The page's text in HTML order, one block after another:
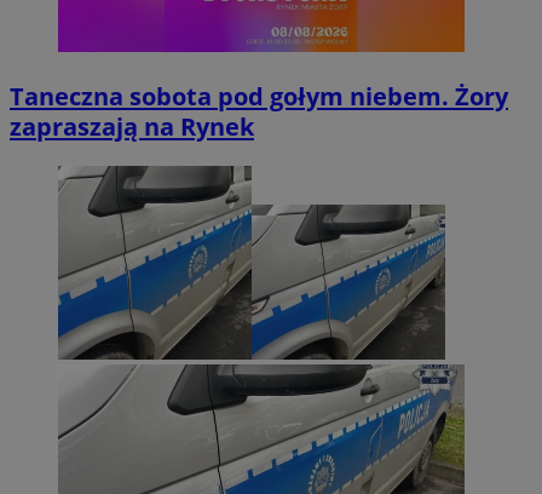
Taneczna sobota pod gołym niebem. Żory
zapraszają na Rynek